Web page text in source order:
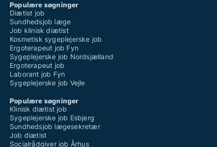
Populære søgninger
Diætist job
Sundhedsjob læge
Job klinisk diætist
Kosmetisk sygeplejerske job
Ergoterapeut job Fyn
Sygeplejerske job Nordsjælland
Ergoterapeut job
Laborant job Fyn
Sygeplejerske job Vejle
Populære søgninger
Klinisk diætist job
Sygeplejerske job Esbjerg
Sundhedsjob lægesekretær
Job diætist
Socialrådgiver job Århus